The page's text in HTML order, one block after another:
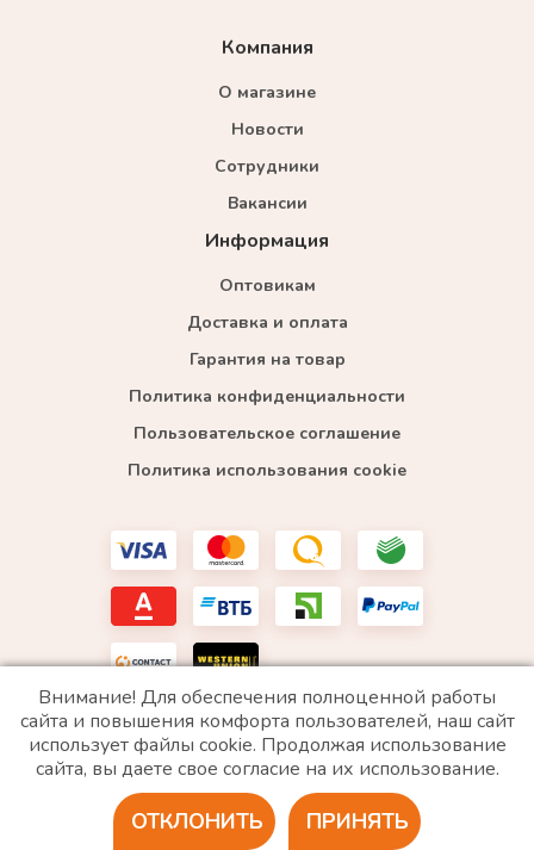
Компания
О магазине
Новости
Сотрудники
Вакансии
Информация
Оптовикам
Доставка и оплата
Гарантия на товар
Политика конфиденциальности
Пользовательское соглашение
Политика использования cookie
*WhatsApp принадлежит компании Meta, которая признана экстремистской и запрещена в
РФ
2020 © Все права защищены. ИП «Войтенко»
Разработка сайта
Внимание! Для обеспечения полноценной работы
сайта и повышения комфорта пользователей, наш сайт
использует файлы cookie. Продолжая использование
сайта, вы даете свое согласие на их использование.
ПРИНЯТЬ
ОТКЛОНИТЬ